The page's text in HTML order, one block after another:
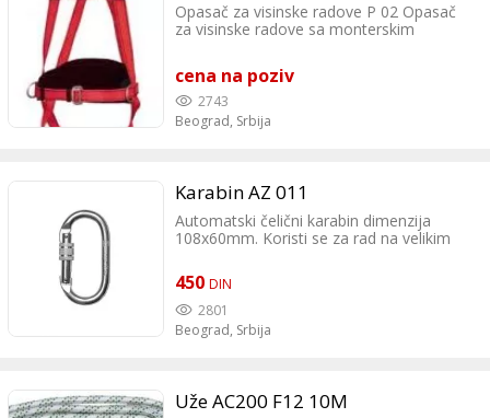
Opasač za visinske radove P 02 Opasač
za visinske radove sa monterskim
na leđima i sa strane - ekonomik. EN 361,
EN 358 Sterus doo Lazarevački drum 11,
Beograd Tel: 0642589066
cena na poziv
2743
Beograd, Srbija
Karabin AZ 011
Automatski čelični karabin dimenzija
108x60mm. Koristi se za rad na velikim
banderama, zgradama, kućištima od
liftova itd.
450 DIN
2801
Beograd, Srbija
Uže AC200 F12 10M